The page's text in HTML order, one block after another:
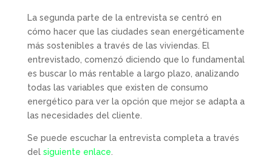
La segunda parte de la entrevista se centró en
cómo hacer que las ciudades sean energéticamente
más sostenibles a través de las viviendas. El
entrevistado, comenzó diciendo que lo fundamental
es buscar lo más rentable a largo plazo, analizando
todas las variables que existen de consumo
energético para ver la opción que mejor se adapta a
las necesidades del cliente.
Se puede escuchar la entrevista completa a través
del siguiente enlace